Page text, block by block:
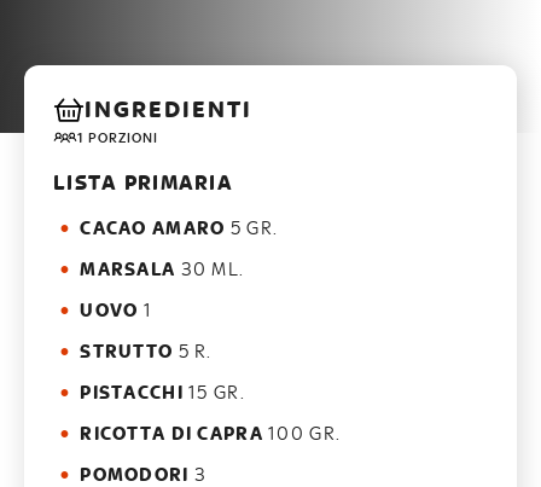
INGREDIENTI
1 PORZIONI
LISTA PRIMARIA
CACAO AMARO 5 GR.
MARSALA 30 ML.
UOVO 1
STRUTTO 5 R.
PISTACCHI 15 GR.
RICOTTA DI CAPRA 100 GR.
POMODORI 3